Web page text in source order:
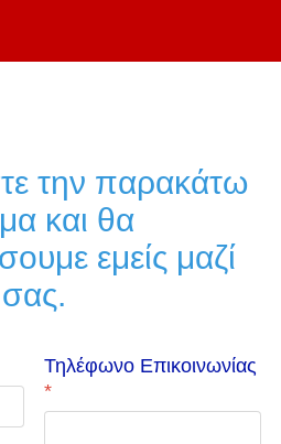
την παρακάτω
και θα
εμείς μαζί
σας.
Τηλέφωνο Επικοινωνίας
*